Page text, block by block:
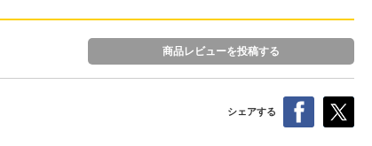
商品レビューを投稿する
シェアする